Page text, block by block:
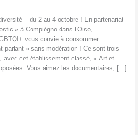
– du 2 au 4 octobre ! En partenariat
» à Compiègne dans l’Oise,
vous convie à consommer
parlant » sans modération ! Ce sont trois
avec cet établissement classé, « Art et
Vous aimez les documentaires, […]